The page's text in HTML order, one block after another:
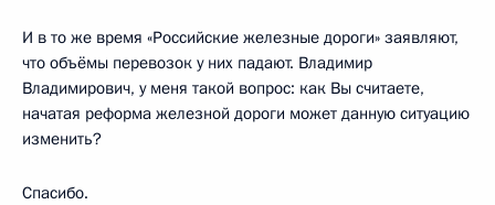
И в то же время «Российские железные дороги» заявляют,
что объёмы перевозок у них падают. Владимир
Владимирович, у меня такой вопрос: как Вы считаете,
начатая реформа железной дороги может данную ситуацию
изменить?
Спасибо.